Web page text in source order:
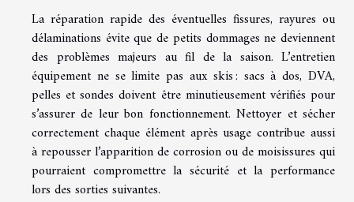
La réparation rapide des éventuelles fissures, rayures ou
délaminations évite que de petits dommages ne deviennent
des problèmes majeurs au fil de la saison. L’entretien
équipement ne se limite pas aux skis : sacs à dos, DVA,
pelles et sondes doivent être minutieusement vérifiés pour
s’assurer de leur bon fonctionnement. Nettoyer et sécher
correctement chaque élément après usage contribue aussi
à repousser l’apparition de corrosion ou de moisissures qui
pourraient compromettre la sécurité et la performance
lors des sorties suivantes.